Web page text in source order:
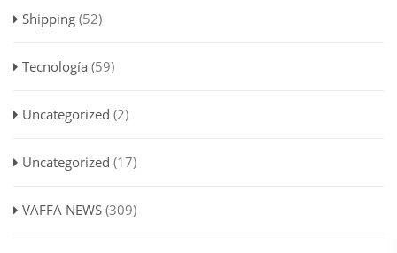
Shipping (52)
Tecnología (59)
Uncategorized (2)
Uncategorized (17)
VAFFA NEWS (309)